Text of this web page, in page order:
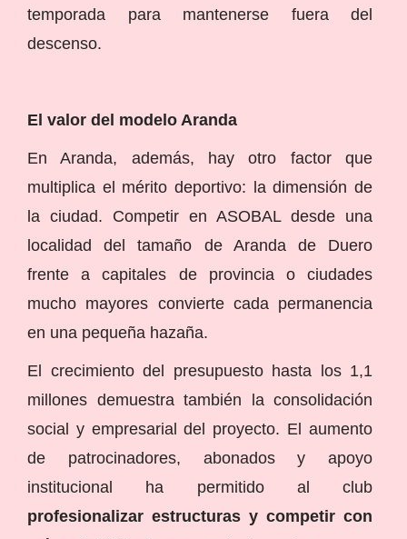
temporada para mantenerse fuera del
descenso.
El valor del modelo Aranda
En Aranda, además, hay otro factor que
multiplica el mérito deportivo: la dimensión de
la ciudad. Competir en ASOBAL desde una
localidad del tamaño de Aranda de Duero
frente a capitales de provincia o ciudades
mucho mayores convierte cada permanencia
en una pequeña hazaña.
El crecimiento del presupuesto hasta los 1,1
millones demuestra también la consolidación
social y empresarial del proyecto. El aumento
de patrocinadores, abonados y apoyo
institucional ha permitido al club
profesionalizar estructuras y competir con